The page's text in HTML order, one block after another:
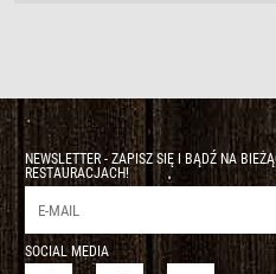
NEWSLETTER - ZAPISZ SIĘ I BĄDŹ NA
RESTAURACJACH!
SOCIAL MEDIA